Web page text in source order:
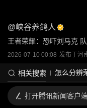
@峡谷养鸽人
王者荣耀：恐吓刘马克
2026-07-10 00:08 发布于河
相关搜索 怎么分辨
打开腾讯新闻客户